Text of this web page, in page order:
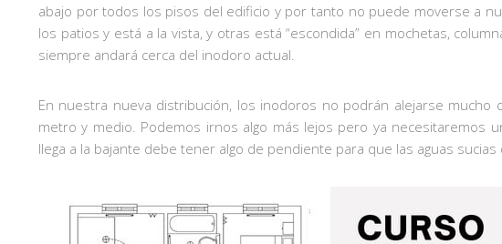
abajo por todos los pisos del edificio y por tanto no puede moverse a
los patios y está a la vista, y otras está “escondida” en mochetas,
siempre andará cerca del inodoro actual.
En nuestra nueva distribución, los inodoros no podrán alejarse
metro y medio. Podemos irnos algo más lejos pero ya necesitaremos
llega a la bajante debe tener algo de pendiente para que las aguas sucias